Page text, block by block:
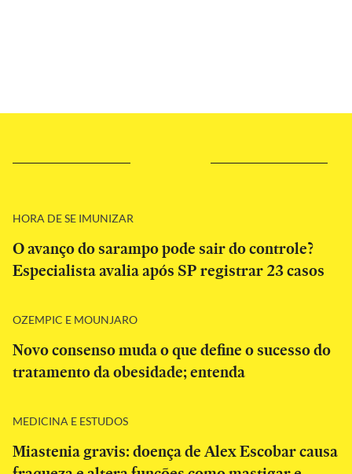
HORA DE SE IMUNIZAR
O avanço do sarampo pode sair do controle?
Especialista avalia após SP registrar 23 casos
OZEMPIC E MOUNJARO
Novo consenso muda o que define o sucesso do
tratamento da obesidade; entenda
MEDICINA E ESTUDOS
Miastenia gravis: doença de Alex Escobar causa